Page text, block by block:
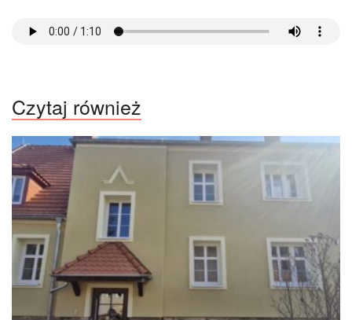
Czytaj również